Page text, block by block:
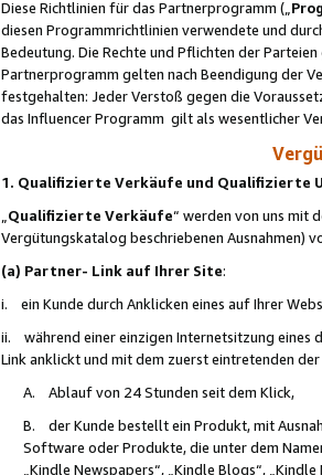
Diese Richtlinien für das Partnerprogramm („
diesen Programmrichtlinien verwendete und
Bedeutung. Die Rechte und Pflichten der
Partnerprogramm gelten nach Beendigung der
festgehalten: Jeder Verstoß gegen die
das Influencer Programm gilt als wesentlicher
1. Qualifizierte Verkäufe und Qualifizierte
Qualifizierte Verkäufe“ werden von uns mit
Vergütungskatalog beschriebenen Ausnahmen)
(a) Partner- Link auf Ihrer Site:
i. ein Kunde durch Anklicken eines auf Ihrer
ii. während einer einzigen Internetsitzung eines
Link anklickt und mit dem zuerst eintretenden
A. Ablauf von 24 Stunden seit dem Klick,
B. der Kunde bestellt ein Produkt, mit
Software oder Produkte, die unter dem
„Kindle Newspapers“, „Kindle Blogs“,